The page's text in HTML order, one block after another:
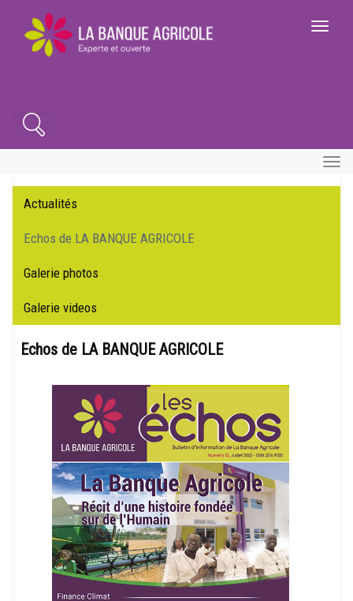
principal
Toggle
Search
Toggle
Menu
lateral
Actualités
Echos de LA BANQUE AGRICOLE
Galerie photos
Galerie videos
Echos de LA BANQUE AGRICOLE